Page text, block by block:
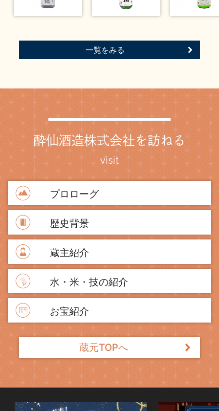
一覧をみる
酔仙酒造株式会社を訪ねる
visit
プロローグ
歴史背景
蔵主紹介
水・米・技の紹介
お宝紹介
蔵元TOPへ